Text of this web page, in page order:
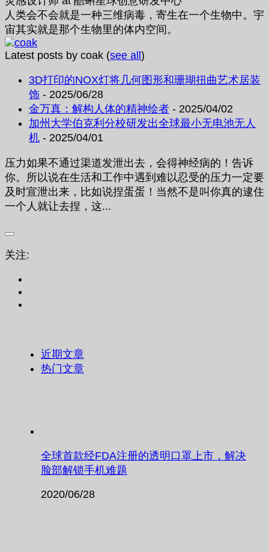
人类会不会就是一种三维病毒，寄生在一个生物中。宇
宙其实就是那个生物里的体内空间。
Latest posts by coak (see all)
3D打印的NOX灯将几何图形和珊瑚扭曲艺术居装
饰 - 2025/06/28
金万真：解构人体的精神绘者 - 2025/04/02
加州大学伯克利分校研发出全球最小无电池无人
机 - 2025/04/01
压力如果不通过渠道发泄出去，会得神经病的！告诉
你。所以说在生活和工作中遇到难以忍受的压力一定要
及时宣泄出来，比如说捏蛋蛋！当然不是叫你真的逮住
一个人就让去捏，这...
关注:
近期文章
热门文章
全球首款经FDA注册的透明口罩上市，解决
脸部解锁手机难题
2020/06/28